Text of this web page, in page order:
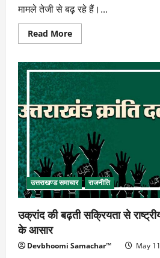
मामले तेजी से बढ़ रहे हैं।...
Read MoreRead
more
बाद
बढ़
मानसिक
तनाव,
बुजुर्गों
में
पनप
रहे
मनोरोग
उत्तराखण्ड समाचार राजनीति
उक्रांद की बढ़ती सक्रियता से
के आसार
Devbhoomi Samachar™ May